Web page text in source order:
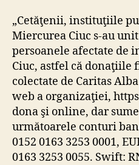
„Cetăţenii, instituţiile
Miercurea Ciuc s-au
persoanele afectate de
Ciuc, astfel că donaţiile
colectate de Caritas
web a organizaţiei,
dona şi online, dar
următoarele conturi
0152 0163 3253 0001,
0163 3253 0055. Swift: